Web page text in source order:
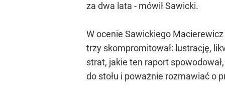
za dwa lata - mówił Sawicki.
W ocenie Sawickiego
trzy skompromitował: lustrację,
strat, jakie ten raport
do stołu i poważnie rozmawiać o